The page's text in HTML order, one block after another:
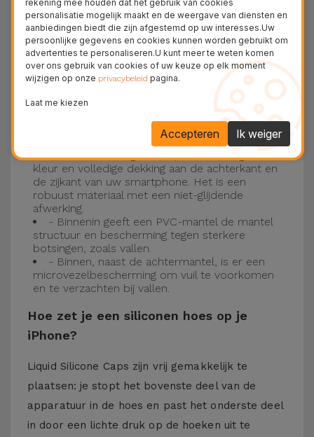
Drie-laagse bescherming met de
siliconen kappen
Onze iPhone siliconen hoesjes hebben een
robuuste, kwalitatieve constructie met een
drielaagse constructie om ongelukken en
- Een eerste laag van Liquid Silicone geeft de
kleur en volledige dekking aan de achterkant en
de zijkant van uw smartphone. Het is een
robuust materiaal met een niet-glijdende
afwerking.
- Binnenin geeft een PVC-mantel de mantel
structuur en bescherming tegen sterkere
botsingen, zoals vallen.
- Binnen, naast de achtermantel, is er een
microvezelbescherming om vuil te voorkomen
en te verzachten bij vallen.
Hoe zet je een siliconen hoes op je
iPhone?
Liquid Silicone Caps zijn vrij gemakkelijk te
plaatsen: je stopt het bovenste deel van de
apparatuur in de hoes en past het onderste deel
in door een lichte druk op de hoeken uit te
rekening mee houden dat het gebruik van cookies
personalisatie mogelijk maakt en de weergave van diensten en
aanbiedingen biedt die zijn afgestemd op uw interesses.Uw
persoonlijke gegevens en cookies kunnen worden gebruikt om
advertenties te personaliseren.U kunt meer te weten komen
over ons gebruik van cookies of uw keuze op elk moment
wijzigen op onze privacybeleid pagina.
Laat me kiezen
Ik weiger
Accepteren